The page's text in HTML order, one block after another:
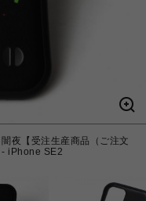
夜【受注生産商品（ご注文
- iPhone SE2